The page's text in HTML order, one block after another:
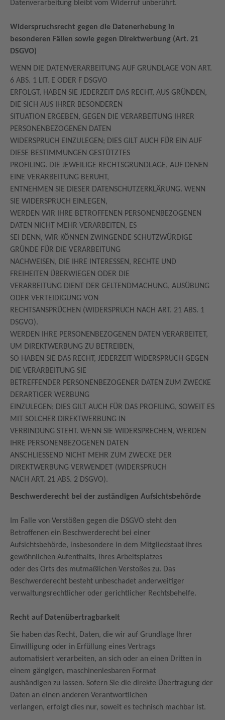
Datenverarbeitung bleibt vom Widerruf unberührt.
Widerspruchsrecht gegen die Datenerhebung in
besonderen Fällen sowie gegen Direktwerbung (Art. 21
DSGVO)
WENN DIE DATENVERARBEITUNG AUF GRUNDLAGE VON ART.
6 ABS. 1 LIT. E ODER F DSGVO
ERFOLGT, HABEN SIE JEDERZEIT DAS RECHT, AUS GRÜNDEN,
DIE SICH AUS IHRER BESONDEREN
SITUATION ERGEBEN, GEGEN DIE VERARBEITUNG IHRER
PERSONENBEZOGENEN DATEN
WIDERSPRUCH EINZULEGEN; DIES GILT AUCH FÜR EIN AUF
DIESE BESTIMMUNGEN GESTÜTZTES
PROFILING. DIE JEWEILIGE RECHTSGRUNDLAGE, AUF DENEN
EINE VERARBEITUNG BERUHT,
ENTNEHMEN SIE DIESER DATENSCHUTZERKLÄRUNG. WENN
SIE WIDERSPRUCH EINLEGEN,
WERDEN WIR IHRE BETROFFENEN PERSONENBEZOGENEN
DATEN NICHT MEHR VERARBEITEN, ES
SEI DENN, WIR KÖNNEN ZWINGENDE SCHUTZWÜRDIGE
GRÜNDE FÜR DIE VERARBEITUNG
NACHWEISEN, DIE IHRE INTERESSEN, RECHTE UND
FREIHEITEN ÜBERWIEGEN ODER DIE
VERARBEITUNG DIENT DER GELTENDMACHUNG, AUSÜBUNG
ODER VERTEIDIGUNG VON
RECHTSANSPRÜCHEN (WIDERSPRUCH NACH ART. 21 ABS. 1
DSGVO).
WERDEN IHRE PERSONENBEZOGENEN DATEN VERARBEITET,
UM DIREKTWERBUNG ZU BETREIBEN,
SO HABEN SIE DAS RECHT, JEDERZEIT WIDERSPRUCH GEGEN
DIE VERARBEITUNG SIE
BETREFFENDER PERSONENBEZOGENER DATEN ZUM ZWECKE
DERARTIGER WERBUNG
EINZULEGEN; DIES GILT AUCH FÜR DAS PROFILING, SOWEIT ES
MIT SOLCHER DIREKTWERBUNG IN
VERBINDUNG STEHT. WENN SIE WIDERSPRECHEN, WERDEN
IHRE PERSONENBEZOGENEN DATEN
ANSCHLIESSEND NICHT MEHR ZUM ZWECKE DER
DIREKTWERBUNG VERWENDET (WIDERSPRUCH
NACH ART. 21 ABS. 2 DSGVO).
Beschwerderecht bei der zuständigen Aufsichtsbehörde
Im Falle von Verstößen gegen die DSGVO steht den
Betroffenen ein Beschwerderecht bei einer
Aufsichtsbehörde, insbesondere in dem Mitgliedstaat ihres
gewöhnlichen Aufenthalts, ihres Arbeitsplatzes
oder des Orts des mutmaßlichen Verstoßes zu. Das
Beschwerderecht besteht unbeschadet anderweitiger
verwaltungsrechtlicher oder gerichtlicher Rechtsbehelfe.
Recht auf Datenübertragbarkeit
Sie haben das Recht, Daten, die wir auf Grundlage Ihrer
Einwilligung oder in Erfüllung eines Vertrags
automatisiert verarbeiten, an sich oder an einen Dritten in
einem gängigen, maschinenlesbaren Format
aushändigen zu lassen. Sofern Sie die direkte Übertragung der
Daten an einen anderen Verantwortlichen
verlangen, erfolgt dies nur, soweit es technisch machbar ist.